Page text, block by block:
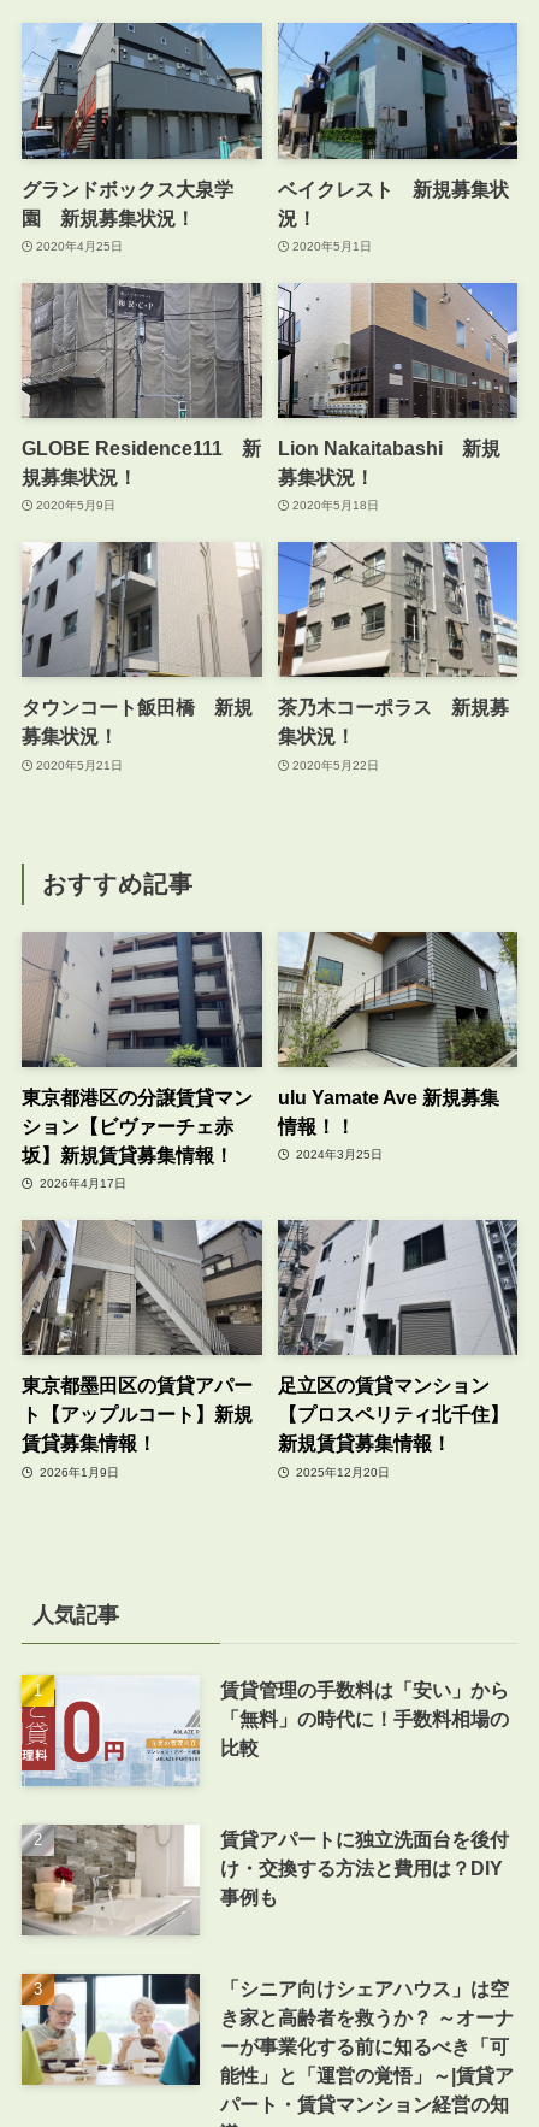
グランドボックス大泉学
園 新規募集状況！
2020年4月25日
ベイクレスト 新規募集状
況！
2020年5月1日
GLOBE Residence111 新
規募集状況！
2020年5月9日
Lion Nakaitabashi 新規
募集状況！
2020年5月18日
タウンコート飯田橋 新規
募集状況！
2020年5月21日
茶乃木コーポラス 新規募
集状況！
2020年5月22日
おすすめ記事
東京都港区の分譲賃貸マン
ション【ビヴァーチェ赤
坂】新規賃貸募集情報！
2026年4月17日
ulu Yamate Ave 新規募集
情報！！
2024年3月25日
東京都墨田区の賃貸アパー
ト【アップルコート】新規
賃貸募集情報！
2026年1月9日
足立区の賃貸マンション
【プロスペリティ北千住】
新規賃貸募集情報！
2025年12月20日
人気記事
賃貸管理の手数料は「安い」から
「無料」の時代に！手数料相場の
比較
賃貸アパートに独立洗面台を後付
け・交換する方法と費用は？DIY
事例も
「シニア向けシェアハウス」は空
き家と高齢者を救うか？ ～オーナ
ーが事業化する前に知るべき「可
能性」と「運営の覚悟」～|賃貸ア
パート・賃貸マンション経営の知